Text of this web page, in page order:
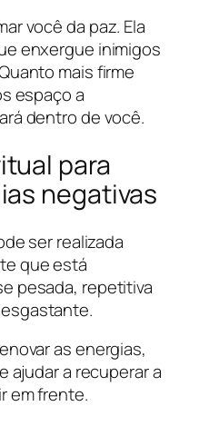
você da paz. Ela
enxergue inimigos
mais firme
espaço a
dentro de você.
para
negativas
ser realizada
que está
pesada, repetitiva
as energias,
ajudar a recuperar a
em frente.